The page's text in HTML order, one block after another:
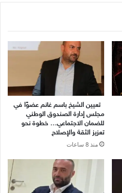
تعيين الشيخ باسم غانم عضوًا في
مجلس إدارة الصندوق الوطني
للضمان الاجتماعي… خطوة نحو
تعزيز الثقة والإصلاح
منذ 8 ساعات